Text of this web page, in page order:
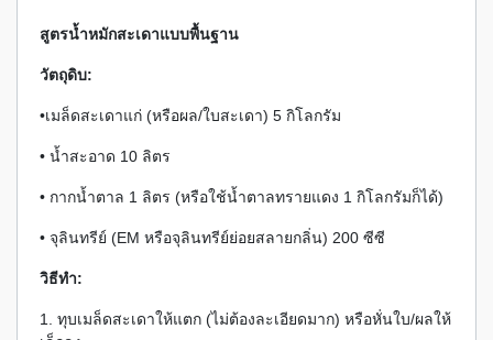
สูตรน้ำหมักสะเดาแบบพื้นฐาน
วัตถุดิบ:
•เมล็ดสะเดาแก่ (หรือผล/ใบสะเดา) 5 กิโลกรัม
• น้ำสะอาด 10 ลิตร
• กากน้ำตาล 1 ลิตร (หรือใช้น้ำตาลทรายแดง 1 กิโลกรัมก็ได้)
• จุลินทรีย์ (EM หรือจุลินทรีย์ย่อยสลายกลิ่น) 200 ซีซี
วิธีทำ:
1. ทุบเมล็ดสะเดาให้แตก (ไม่ต้องละเอียดมาก) หรือหั่นใบ/ผลให้